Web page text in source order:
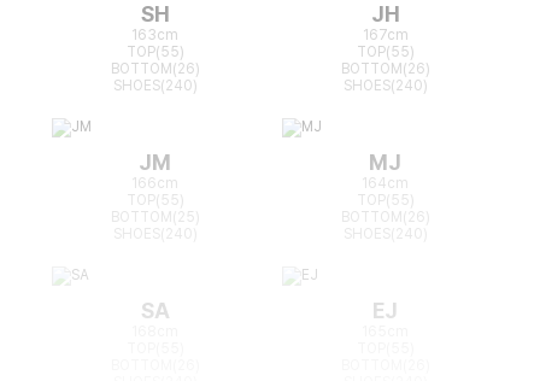
SH
163cm
TOP(55)
BOTTOM(26)
SHOES(240)
JH
167cm
TOP(55)
BOTTOM(26)
SHOES(240)
JM
166cm
TOP(55)
BOTTOM(25)
MJ
164cm
TOP(55)
BOTTOM(26)
SA EJ